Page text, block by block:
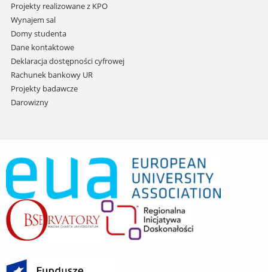
Projekty realizowane z KPO
Wynajem sal
Domy studenta
Dane kontaktowe
Deklaracja dostępności cyfrowej
Rachunek bankowy UR
Projekty badawcze
Darowizny